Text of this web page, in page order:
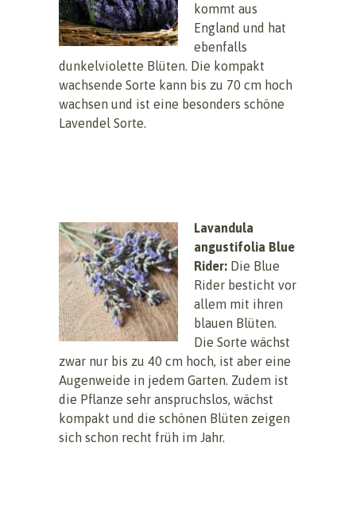
kommt aus
England und hat
ebenfalls
dunkelviolette Blüten. Die kompakt
wachsende Sorte kann bis zu 70 cm hoch
wachsen und ist eine besonders schöne
Lavendel Sorte.
Lavandula
angustifolia Blue
Rider: Die Blue
Rider besticht vor
allem mit ihren
blauen Blüten.
Die Sorte wächst
zwar nur bis zu 40 cm hoch, ist aber eine
Augenweide in jedem Garten. Zudem ist
die Pflanze sehr anspruchslos, wächst
kompakt und die schönen Blüten zeigen
sich schon recht früh im Jahr.